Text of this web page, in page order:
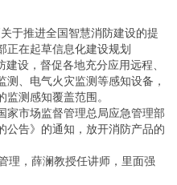
于推进全国智慧消防建设的提
正在起草信息化建设规划
设，督促各地充分应用远程、
、电气火灾监测等感知设备，
测感知覆盖范围。
家市场监督管理总局应急管理部
公告》的通知，放开消防产品的
理，薛澜教授任讲师，里面强